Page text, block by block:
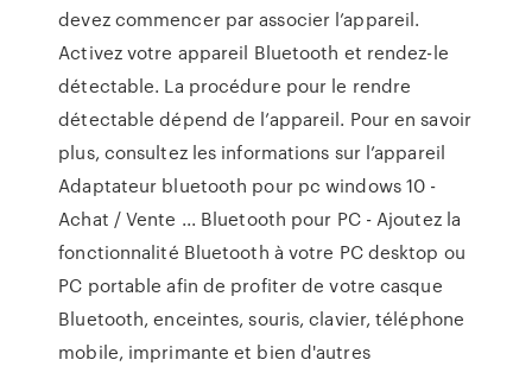
devez commencer par associer l’appareil.
Activez votre appareil Bluetooth et rendez-le
détectable. La procédure pour le rendre
détectable dépend de l’appareil. Pour en savoir
plus, consultez les informations sur l’appareil
Adaptateur bluetooth pour pc windows 10 -
Achat / Vente ... Bluetooth pour PC - Ajoutez la
fonctionnalité Bluetooth à votre PC desktop ou
PC portable afin de profiter de votre casque
Bluetooth, enceintes, souris, clavier, téléphone
mobile, imprimante et bien d'autres